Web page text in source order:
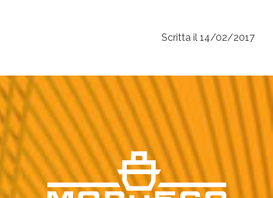
Scritta il 14/02/2017